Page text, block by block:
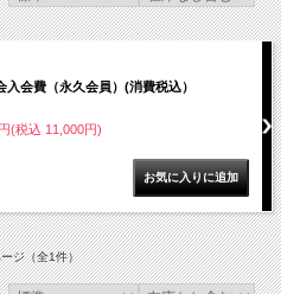
入会費（永久会員）(消費税込）
(税込 11,000円)
ジ（全1件）